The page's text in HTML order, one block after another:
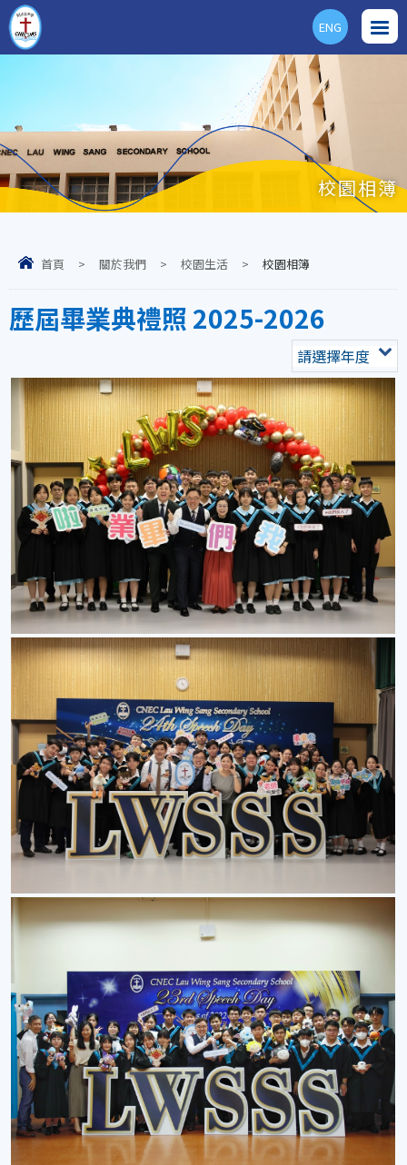
ENG
校園相簿
首頁 > 關於我們 > 校園生活 > 校園相簿
歷屆畢業典禮照 2025-2026
請選擇年度